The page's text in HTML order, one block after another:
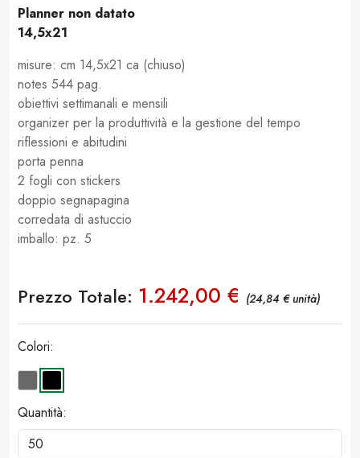
Planner non datato
14,5x21
misure: cm 14,5x21 ca (chiuso)
notes 544 pag.
obiettivi settimanali e mensili
organizer per la produttività e la gestione del tempo
riflessioni e abitudini
porta penna
2 fogli con stickers
doppio segnapagina
corredata di astuccio
imballo: pz. 5
Prezzo Totale: 1.242,00 € (24,84 € unità)
Colori:
Quantità: